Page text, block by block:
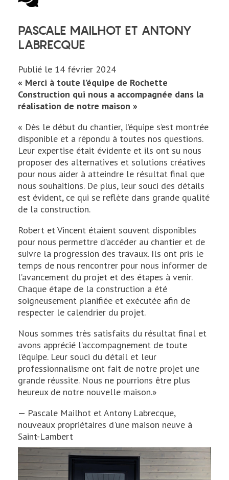
PASCALE MAILHOT ET ANTONY
LABRECQUE
Publié le 14 février 2024
« Merci à toute l’équipe de Rochette
Construction qui nous a accompagnée dans la
réalisation de notre maison »
« Dès le début du chantier, l’équipe s’est montrée
disponible et a répondu à toutes nos questions.
Leur expertise était évidente et ils ont su nous
proposer des alternatives et solutions créatives
pour nous aider à atteindre le résultat final que
nous souhaitions. De plus, leur souci des détails
est évident, ce qui se reflète dans grande qualité
de la construction.
Robert et Vincent étaient souvent disponibles
pour nous permettre d’accéder au chantier et de
suivre la progression des travaux. Ils ont pris le
temps de nous rencontrer pour nous informer de
l’avancement du projet et des étapes à venir.
Chaque étape de la construction a été
soigneusement planifiée et exécutée afin de
respecter le calendrier du projet.
Nous sommes très satisfaits du résultat final et
avons apprécié l’accompagnement de toute
l’équipe. Leur souci du détail et leur
professionnalisme ont fait de notre projet une
grande réussite. Nous ne pourrions être plus
heureux de notre nouvelle maison.»
— Pascale Mailhot et Antony Labrecque,
nouveaux propriétaires d'une maison neuve à
Saint-Lambert